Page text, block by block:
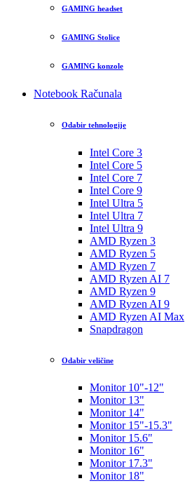
GAMING headset
GAMING Stolice
GAMING konzole
Notebook Računala
Odabir tehnologije
Intel Core 3
Intel Core 5
Intel Core 7
Intel Core 9
Intel Ultra 5
Intel Ultra 7
Intel Ultra 9
AMD Ryzen 3
AMD Ryzen 5
AMD Ryzen 7
AMD Ryzen AI 7
AMD Ryzen 9
AMD Ryzen AI 9
AMD Ryzen AI Max
Snapdragon
Odabir veličine
Monitor 10"-12"
Monitor 13"
Monitor 14"
Monitor 15"-15.3"
Monitor 15.6"
Monitor 16"
Monitor 17.3"
Monitor 18"